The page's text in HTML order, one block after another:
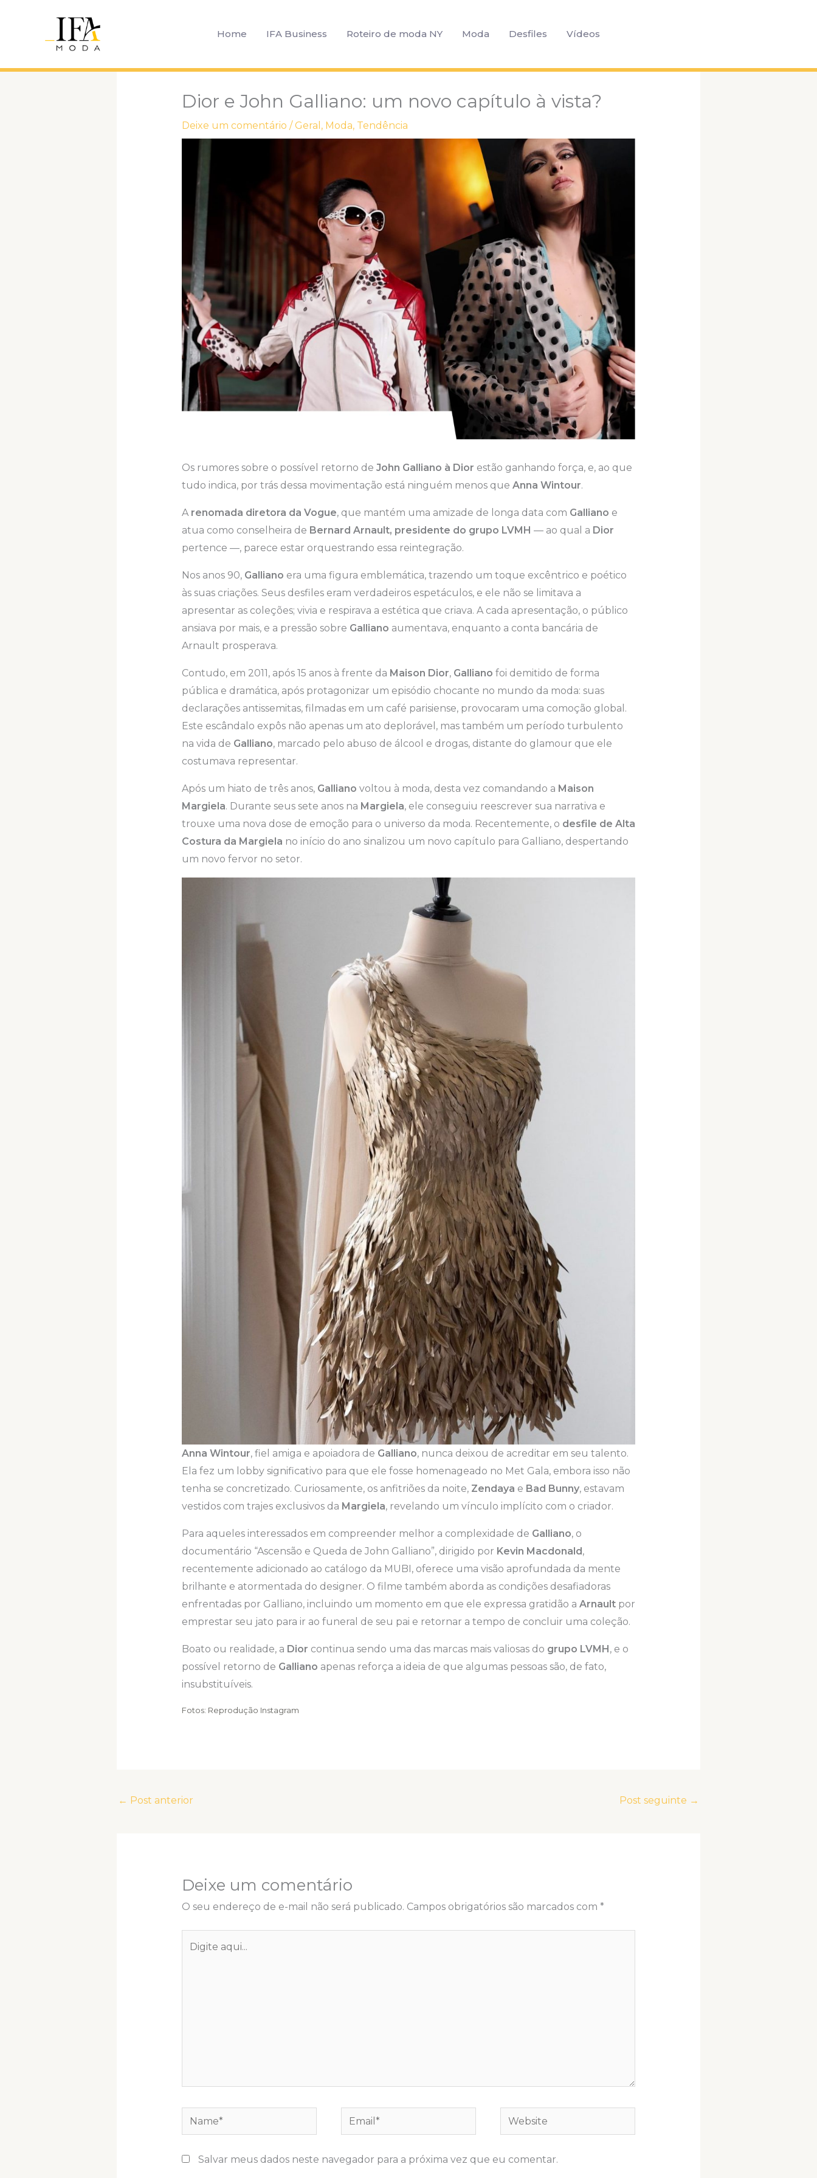
Home IFA Business Roteiro de moda NY Moda Desfiles Vídeos
Dior e John Galliano: um novo capítulo à vista?
Deixe um comentário / Geral , Moda, Tendência
Os rumores sobre o possível retorno de John Galliano à Dior estão ganhando força, e, ao que
tudo indica, por trás dessa movimentação está ninguém menos que Anna Wintour.
A renomada diretora da Vogue, que mantém uma amizade de longa data com Galliano e
atua como conselheira de Bernard Arnault, presidente do grupo LVMH — ao qual a Dior
pertence —, parece estar orquestrando essa reintegração.
Nos anos 90, Galliano era uma figura emblemática, trazendo um toque excêntrico e poético
às suas criações. Seus desfiles eram verdadeiros espetáculos, e ele não se limitava a
apresentar as coleções; vivia e respirava a estética que criava. A cada apresentação, o público
ansiava por mais, e a pressão sobre Galliano aumentava, enquanto a conta bancária de
Arnault prosperava.
Contudo, em 2011, após 15 anos à frente da Maison Dior, Galliano foi demitido de forma
pública e dramática, após protagonizar um episódio chocante no mundo da moda: suas
declarações antissemitas, filmadas em um café parisiense, provocaram uma comoção global.
Este escândalo expôs não apenas um ato deplorável, mas também um período turbulento
na vida de Galliano, marcado pelo abuso de álcool e drogas, distante do glamour que ele
costumava representar.
Após um hiato de três anos, Galliano voltou à moda, desta vez comandando a Maison
Margiela. Durante seus sete anos na Margiela, ele conseguiu reescrever sua narrativa e
trouxe uma nova dose de emoção para o universo da moda. Recentemente, o desfile de Alta
Costura da Margiela no início do ano sinalizou um novo capítulo para Galliano, despertando
um novo fervor no setor.
Anna Wintour, fiel amiga e apoiadora de Galliano, nunca deixou de acreditar em seu talento.
Ela fez um lobby significativo para que ele fosse homenageado no Met Gala, embora isso não
tenha se concretizado. Curiosamente, os anfitriões da noite, Zendaya e Bad Bunny, estavam
vestidos com trajes exclusivos da Margiela, revelando um vínculo implícito com o criador.
Para aqueles interessados em compreender melhor a complexidade de Galliano, o
documentário “Ascensão e Queda de John Galliano”, dirigido por Kevin Macdonald ,
recentemente adicionado ao catálogo da MUBI, oferece uma visão aprofundada da mente
brilhante e atormentada do designer. O filme também aborda as condições desafiadoras
enfrentadas por Galliano, incluindo um momento em que ele expressa gratidão a Arnault por
emprestar seu jato para ir ao funeral de seu pai e retornar a tempo de concluir uma coleção.
Boato ou realidade, a Dior continua sendo uma das marcas mais valiosas do grupo LVMH , e o
possível retorno de Galliano apenas reforça a ideia de que algumas pessoas são, de fato,
insubstituíveis.
Fotos: Reprodução Instagram
← Post anterior Post seguinte →
Deixe um comentário
O seu endereço de e-mail não será publicado. Campos obrigatórios são marcados com *
aqui...
Name* Email* Website
Salvar meus dados neste navegador para a próxima vez que eu comentar.